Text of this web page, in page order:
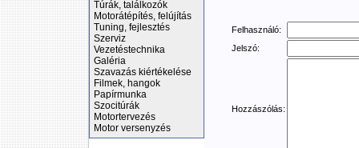
Túrák, találkozók
Motorátépítés, felújítás
Tuning, fejlesztés
Szerviz
Vezetéstechnika
Galéria
Szavazás kiértékelése
Filmek, hangok
Papírmunka
Szocitúrák
Motortervezés
Motor versenyzés
Felhasználó:
Jelszó:
Hozzászólás: